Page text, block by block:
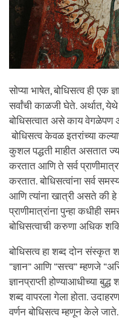
सोप्या भाषेत, बोधिसत्व ही एक
सर्वांची काळजी घेते. अर्थात,
बोधिसत्वात असे काय वेगळेपण
बोधिसत्व केवळ इतरांच्या
कुशल पद्धती माहीत असतात
करतात आणि ते सर्व
करतात. बोधिसत्वांना सर्व
आणि त्यांना खात्री असते
प्राणीमात्रांना पुन्हा कधीही
बोधिसत्वाची करुणा अधिक
बोधिसत्व हा शब्द दोन संस्कृत
“ज्ञान” आणि “सत्त्व” म्हणजे
ज्ञानप्राप्ती होण्याआधीच्या
शब्द वापरला गेला होता.
वर्णन बोधिसत्व म्हणून केले जाते.